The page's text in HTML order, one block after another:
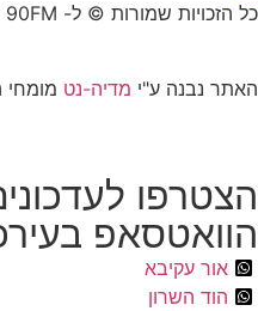
כל הזכויות שמורות © ל- 90FM
האתר נבנה ע"י מדיה-נט מומחי
הצטרפו
הוואטסאפ
אור עקיבא
הוד השרון